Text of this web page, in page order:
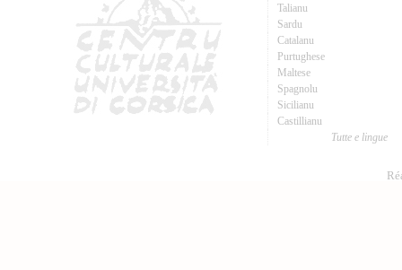
Talianu
Sardu
Catalanu
Purtughese
Maltese
Spagnolu
Sicilianu
Castillianu
Tutte e lingue